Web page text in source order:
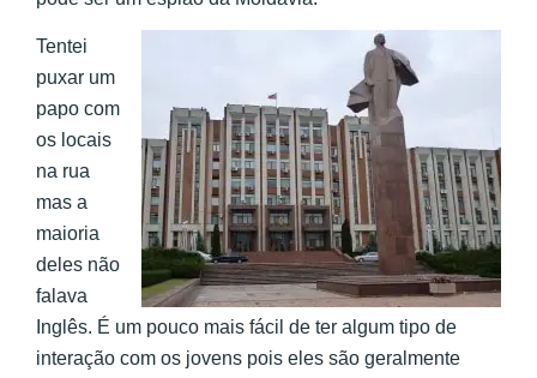
Tentei
puxar um
papo com
os locais
na rua
mas a
maioria
deles não
falava
Inglês. É um pouco mais fácil de ter algum tipo de
interação com os jovens pois eles são geralmente